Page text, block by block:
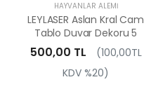
HAYVANLAR ALEMI
LEYLASER Aslan Kral Cam
Tablo Duvar Dekoru 5
500,00 TL
(100,00TL
KDV %20)